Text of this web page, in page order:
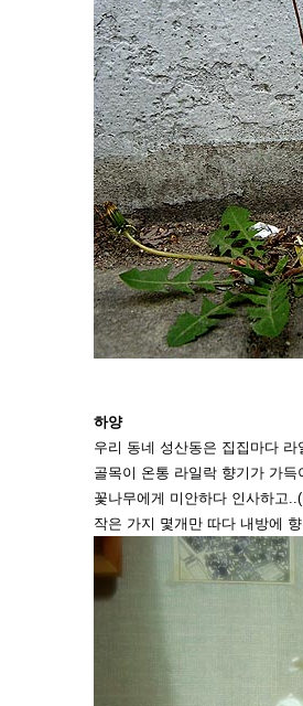
하양
우리 동네 성산동은 집집마다 라
골목이 온통 라일락 향기가 가득
꽃나무에게 미안하다 인사하고
작은 가지 몇개만 따다 내방에